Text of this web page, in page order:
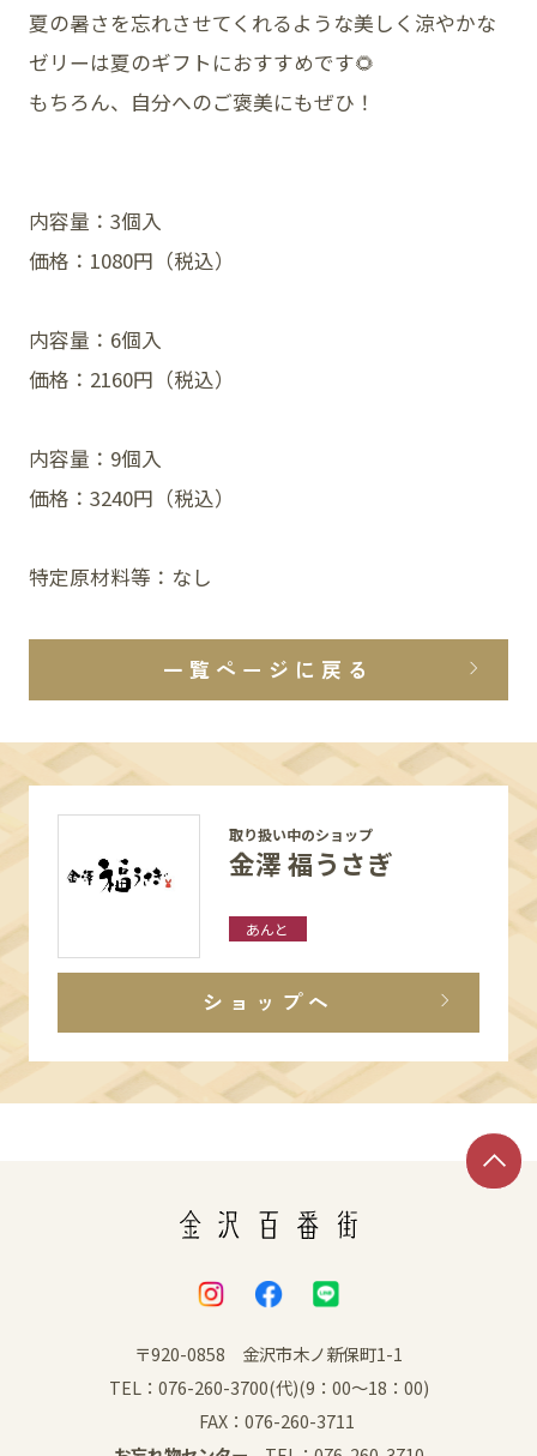
夏の暑さを忘れさせてくれるような美しく涼やかな
ゼリーは夏のギフトにおすすめです🌻
もちろん、自分へのご褒美にもぜひ！
内容量：3個入
価格：1080円（税込）
内容量：6個入
価格：2160円（税込）
内容量：9個入
価格：3240円（税込）
特定原材料等：なし
一覧ページに戻る
取り扱い中のショップ
金澤 福うさぎ
あんと
ショップへ
〒920-0858 金沢市木ノ新保町1-1
TEL：076-260-3700(代)(9：00～18：00)
FAX：076-260-3711